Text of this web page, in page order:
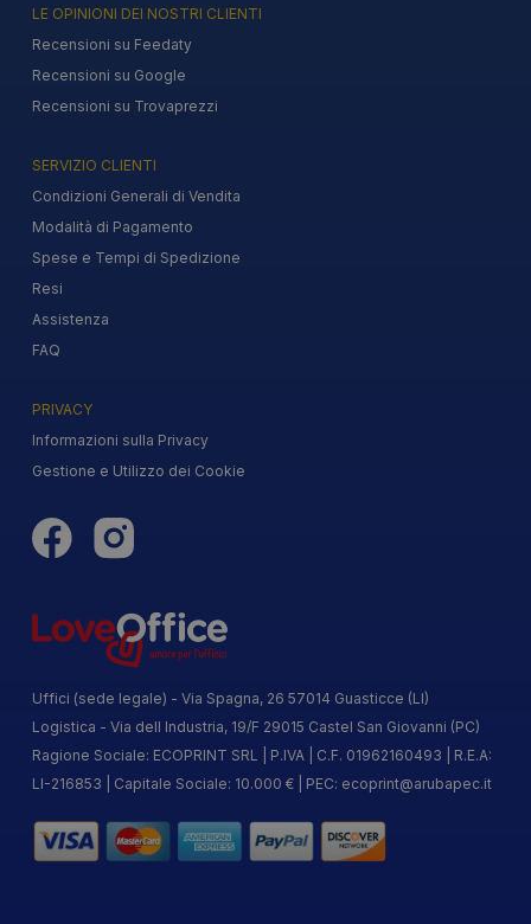
LE OPINIONI DEI NOSTRI CLIENTI
Recensioni su Feedaty
Recensioni su Google
Recensioni su Trovaprezzi
SERVIZIO CLIENTI
Condizioni Generali di Vendita
Modalità di Pagamento
Spese e Tempi di Spedizione
Resi
Assistenza
FAQ
PRIVACY
Informazioni sulla Privacy
Gestione e Utilizzo dei Cookie
Uffici (sede legale) - Via Spagna, 26 57014 Guasticce (LI)
Logistica - Via dell Industria, 19/F 29015 Castel San Giovanni (PC)
Ragione Sociale: ECOPRINT SRL | P.IVA | C.F. 01962160493 | R.E.A:
LI-216853 | Capitale Sociale: 10.000 € | PEC: ecoprint@arubapec.it